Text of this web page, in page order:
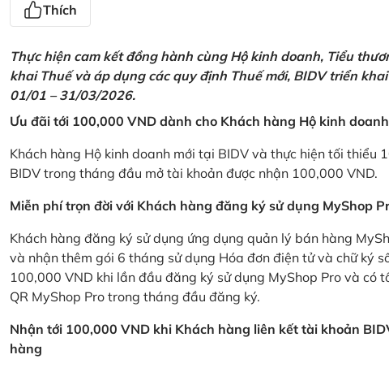
Thích
Thực hiện cam kết đồng hành cùng Hộ kinh doanh, Tiểu
khai Thuế và áp dụng các quy định Thuế mới, BIDV triển
01/01 – 31/03/2026.
Ưu đãi tới 100,000 VND dành cho Khách hàng Hộ kinh
Khách hàng Hộ kinh doanh mới tại BIDV và thực hiện tối
BIDV trong tháng đầu mở tài khoản được nhận 100,000 VND.
Miễn phí trọn đời với Khách hàng đăng ký sử dụng MyShop
Khách hàng đăng ký sử dụng ứng dụng quản lý bán hàng
và nhận thêm gói 6 tháng sử dụng Hóa đơn điện tử và chữ ký
100,000 VND khi lần đầu đăng ký sử dụng MyShop Pro và có
QR MyShop Pro trong tháng đầu đăng ký.
Nhận tới 100,000 VND khi Khách hàng liên kết tài khoản
hàng